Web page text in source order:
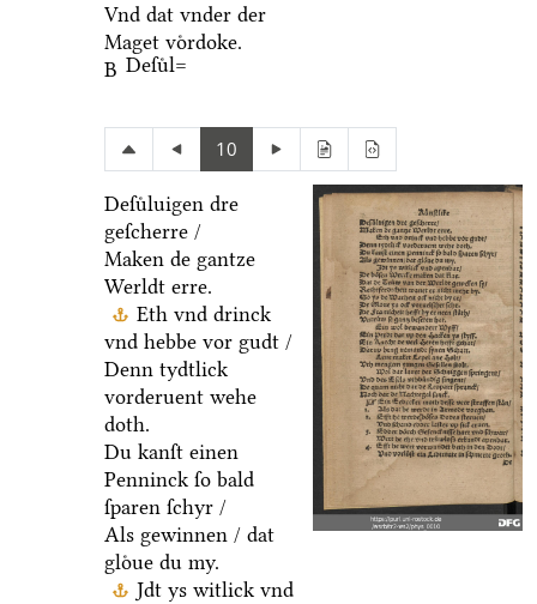
Vnd dat vnder der
Maget voͤrdoke.
B Deſuͤl=
10
Deſuͤluigen dre
geſcherre /
Maken de gantze
Werldt erre.
Eth vnd drinck
vnd hebbe vor gudt /
Denn tydtlick
vorderuent wehe
doth.
Du kanſt einen
Penninck ſo bald
ſparen ſchyr /
Als gewinnen / dat
gloͤue du my.
Jdt ys witlick vnd